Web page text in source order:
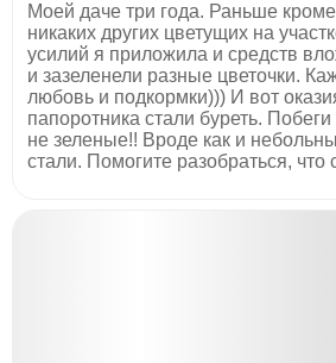
Моей даче три года. Раньше
никаких других цветущих на
усилий я приложила и средств
и зазеленели разные цветочки.
любовь и подкормки))) И вот
папоротника стали буреть.
не зеленые!! Вроде как и
стали. Помогите разобраться, что